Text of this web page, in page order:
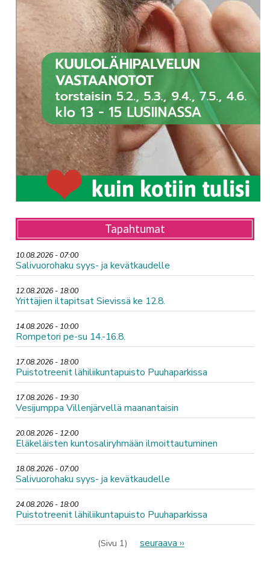
Tapahtumat
10.08.2026 - 07:00
Salivuorohaku syys- ja kevätkaudelle
12.08.2026 - 18:00
Yrittäjien iltapitsat Sievissä ke 12.8.
14.08.2026 - 10:00
Rompetori pe-su 14.-16.8.
17.08.2026 - 18:00
Puistotreenit lähiliikuntapuisto Puuhaparkissa
17.08.2026 - 19:30
Vesijumppa Villenjärvellä maanantaisin
20.08.2026 - 12:00
Eläkeläisten kuntosaliryhmään ilmoittautuminen
18.08.2026 - 07:00
Salivuorohaku syys- ja kevätkaudelle
24.08.2026 - 18:00
Puistotreenit lähiliikuntapuisto Puuhaparkissa
(Sivu 1)
Seuraava
seuraava ››